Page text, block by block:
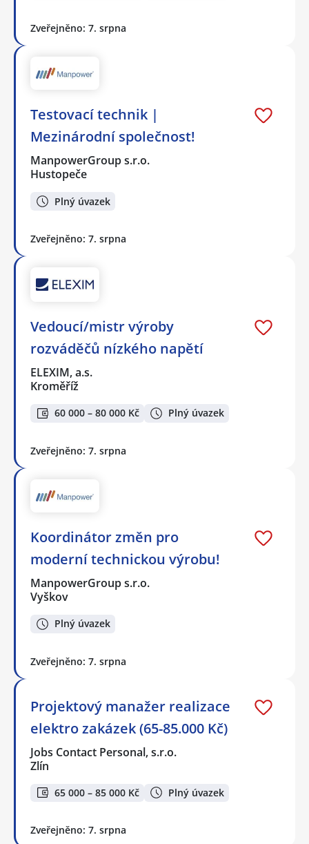
Zveřejněno: 7. srpna
Testovací technik |
Mezinárodní společnost!
ManpowerGroup s.r.o.
Hustopeče
Plný úvazek
Zveřejněno: 7. srpna
Vedoucí/mistr výroby
rozváděčů nízkého napětí
ELEXIM, a.s.
Kroměříž
60 000 – 80 000 Kč Plný úvazek
Zveřejněno: 7. srpna
Koordinátor změn pro
moderní technickou výrobu!
ManpowerGroup s.r.o.
Vyškov
Plný úvazek
Zveřejněno: 7. srpna
Projektový manažer realizace
elektro zakázek (65-85.000 Kč)
Jobs Contact Personal, s.r.o.
Zlín
65 000 – 85 000 Kč Plný úvazek
Zveřejněno: 7. srpna